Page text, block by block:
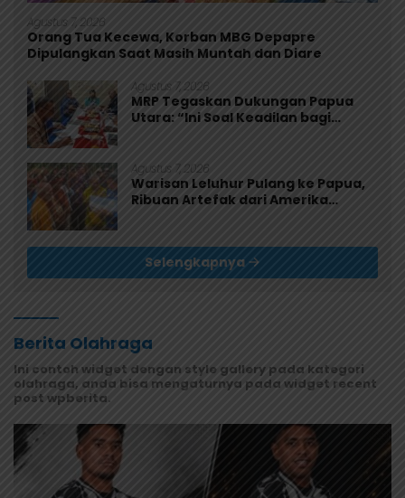
Agustus 7, 2026
Orang Tua Kecewa, Korban MBG Depapre
Dipulangkan Saat Masih Muntah dan Diare
Agustus 7, 2026
MRP Tegaskan Dukungan Papua
Utara: “Ini Soal Keadilan bagi
Agustus 7, 2026
Warisan Leluhur Pulang ke Papua,
Ribuan Artefak dari Amerika
Selengkapnya
Berita Olahraga
Ini contoh widget dengan style gallery pada kategori
olahraga, anda bisa mengaturnya pada widget recent
post wpberita.